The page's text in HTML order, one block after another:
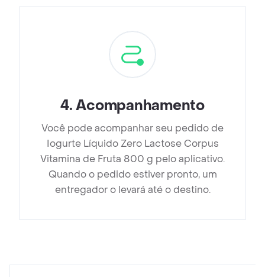
4.Acompanhamento
Você pode acompanhar seu pedido de
Iogurte Líquido Zero Lactose Corpus
Vitamina de Fruta 800 g pelo aplicativo.
Quando o pedido estiver pronto, um
entregador o levará até o destino.